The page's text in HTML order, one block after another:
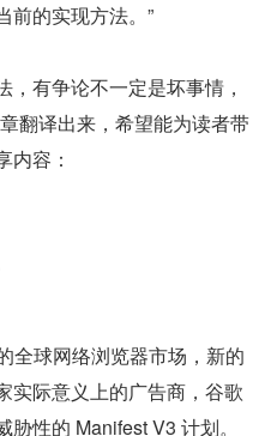
前的实现方法。”
有争论不一定是坏事情，
翻译出来，希望能为读者带
内容：
全球网络浏览器市场，新的
际意义上的广告商，谷歌
性的 Manifest V3 计划。